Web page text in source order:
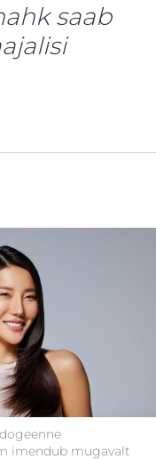
saab
imendub mugavalt